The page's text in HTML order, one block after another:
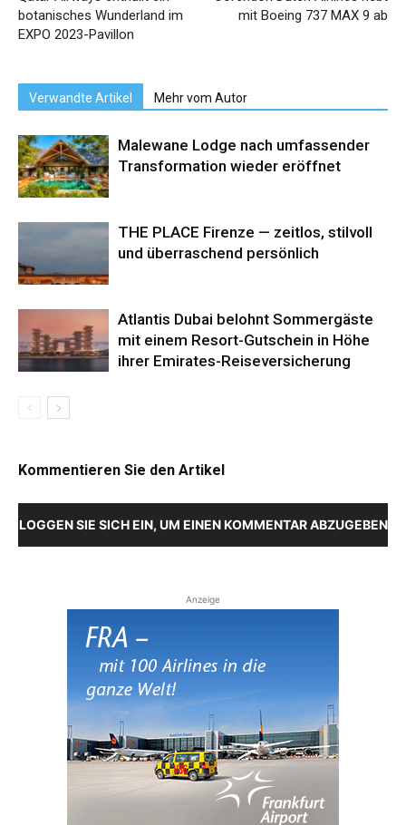
botanisches Wunderland im
EXPO 2023-Pavillon
mit Boeing 737 MAX 9 ab
Verwandte Artikel Mehr vom Autor
Malewane Lodge nach umfassender
Transformation wieder eröffnet
THE PLACE Firenze — zeitlos, stilvoll
und überraschend persönlich
Atlantis Dubai belohnt Sommergäste
mit einem Resort-Gutschein in Höhe
ihrer Emirates-Reiseversicherung
Kommentieren Sie den Artikel
LOGGEN SIE SICH EIN, UM EINEN KOMMENTAR ABZUGEBEN
Anzeige